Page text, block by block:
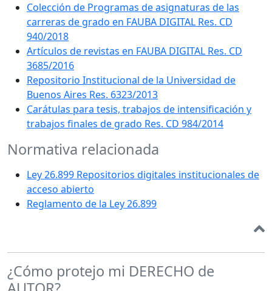
Colección de Programas de asignaturas de las
carreras de grado en FAUBA DIGITAL Res. CD
940/2018
Artículos de revistas en FAUBA DIGITAL Res. CD
3685/2016
Repositorio Institucional de la Universidad de
Buenos Aires Res. 6323/2013
Carátulas para tesis, trabajos de intensificación y
trabajos finales de grado Res. CD 984/2014
Normativa relacionada
Ley 26.899 Repositorios digitales institucionales de
acceso abierto
Reglamento de la Ley 26.899
¿Cómo protejo mi DERECHO de